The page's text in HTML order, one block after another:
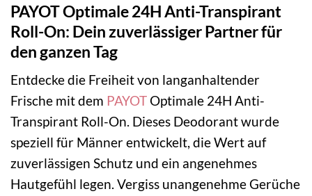
PAYOT Optimale 24H Anti-Transpirant
Roll-On: Dein zuverlässiger Partner für
den ganzen Tag
Entdecke die Freiheit von langanhaltender
Frische mit dem PAYOT Optimale 24H Anti-
Transpirant Roll-On. Dieses Deodorant wurde
speziell für Männer entwickelt, die Wert auf
zuverlässigen Schutz und ein angenehmes
Hautgefühl legen. Vergiss unangenehme Gerüche